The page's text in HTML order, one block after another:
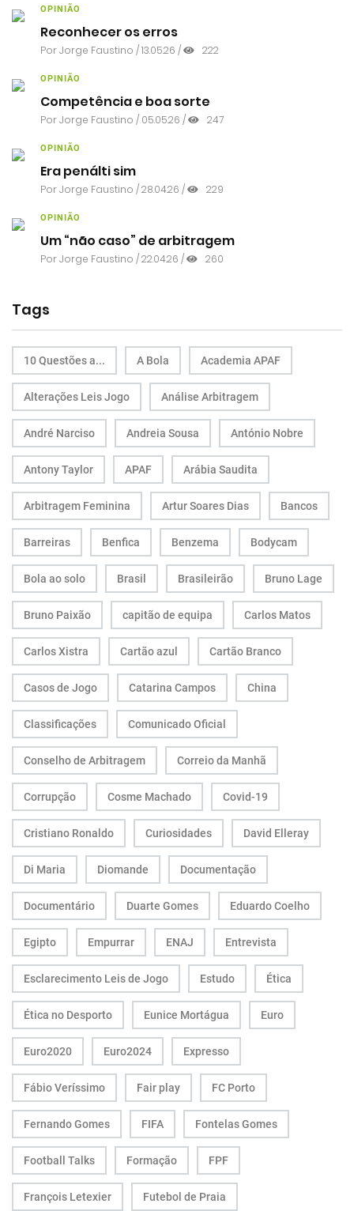
OPINIÃO
Reconhecer os erros
PorJorge Faustino / 13.05.26 / 222
OPINIÃO
Competência e boa sorte
PorJorge Faustino / 05.05.26 / 247
OPINIÃO
Era penálti sim
PorJorge Faustino / 28.04.26 / 229
OPINIÃO
Um “não caso” de arbitragem
PorJorge Faustino / 22.04.26 / 260
Tags
10 Questões a... A Bola Academia APAF
Alterações Leis Jogo Análise Arbitragem
André Narciso Andreia Sousa António Nobre
Antony Taylor APAF Arábia Saudita
Arbitragem Feminina Artur Soares Dias Bancos
Barreiras Benfica Benzema Bodycam
Bola ao solo Brasil Brasileirão Bruno Lage
Bruno Paixão capitão de equipa Carlos Matos
Carlos Xistra Cartão azul Cartão Branco
Casos de Jogo Catarina Campos China
Classificações Comunicado Oficial
Conselho de Arbitragem Correio da Manhã
Corrupção Cosme Machado Covid-19
Cristiano Ronaldo Curiosidades David Elleray
Di Maria Diomande Documentação
Documentário Duarte Gomes Eduardo Coelho
Egipto Empurrar ENAJ Entrevista
Esclarecimento Leis de Jogo Estudo Ética
Ética no Desporto Eunice Mortágua Euro
Euro2020 Euro2024 Expresso
Fábio Veríssimo Fair play FC Porto
Fernando Gomes FIFA Fontelas Gomes
Football Talks Formação FPF
François Letexier Futebol de Praia